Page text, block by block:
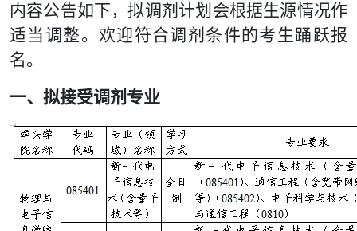
内容公告如下，拟调剂计划会根据生源情况作
适当调整。欢迎符合调剂条件的考生踊跃报
名。
一、拟接受调剂专业